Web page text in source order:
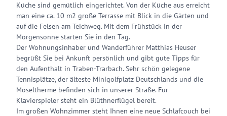
Küche sind gemütlich eingerichtet. Von der Küche aus erreicht
man eine ca. 10 m2 große Terrasse mit Blick in die Gärten und
auf die Felsen am Teichweg. Mit dem Frühstück in der
Morgensonne starten Sie in den Tag.
Der Wohnungsinhaber und Wanderführer Matthias Heuser
begrüßt Sie bei Ankunft persönlich und gibt gute Tipps für
den Aufenthalt in Traben-Trarbach. Sehr schön gelegene
Tennisplätze, der älteste Minigolfplatz Deutschlands und die
Moseltherme befinden sich in unserer Straße. Für
Klavierspieler steht ein Blüthnerflügel bereit.
Im großen Wohnzimmer steht Ihnen eine neue Schlafcouch bei